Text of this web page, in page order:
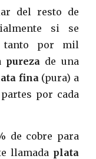
del resto de
si se
tanto por mil
purezade una
fina(pura) a
por cada
de cobre para
llamada plata